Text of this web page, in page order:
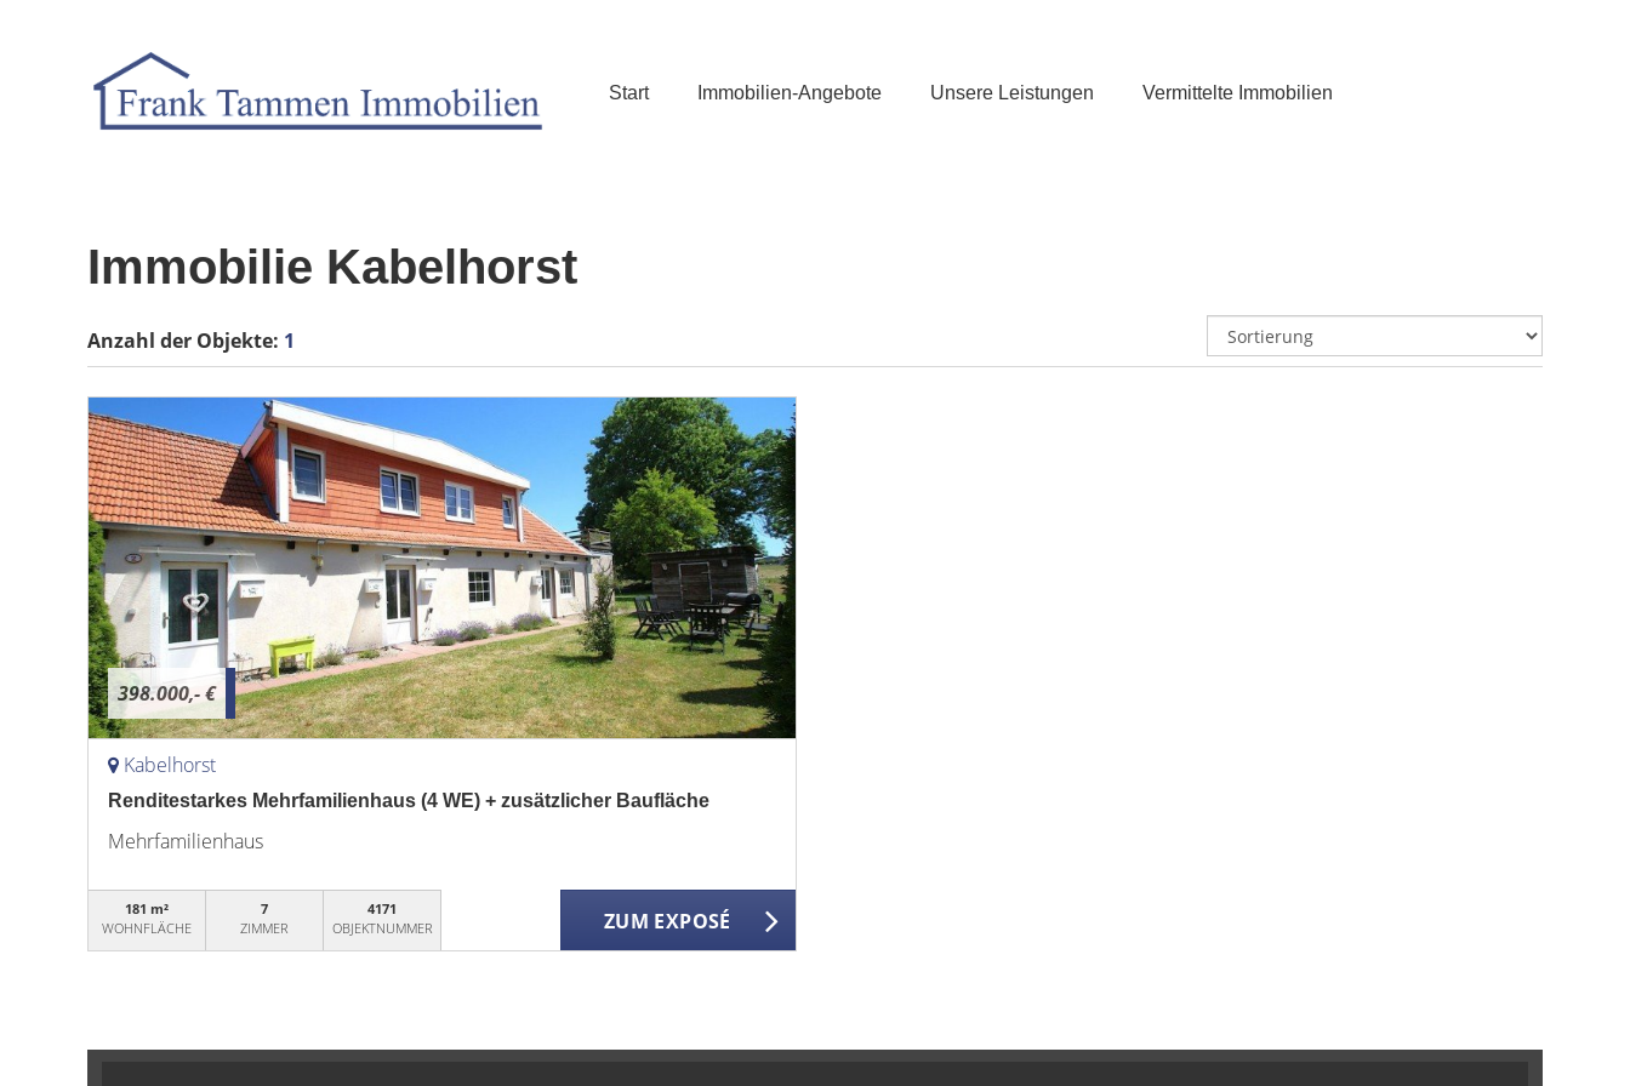
Start Immobilien-Angebote Unsere Leistungen Vermittelte Immobilien
Immobilie Kabelhorst
Anzahl der Objekte: 1
398.000,- €
Kabelhorst
Renditestarkes Mehrfamilienhaus (4 WE) + zusätzlicher Baufläche
Mehrfamilienhaus
181 m²
WOHNFLÄCHE
7
ZIMMER
4171
OBJEKTNUMMER
ZUM EXPOSÉ